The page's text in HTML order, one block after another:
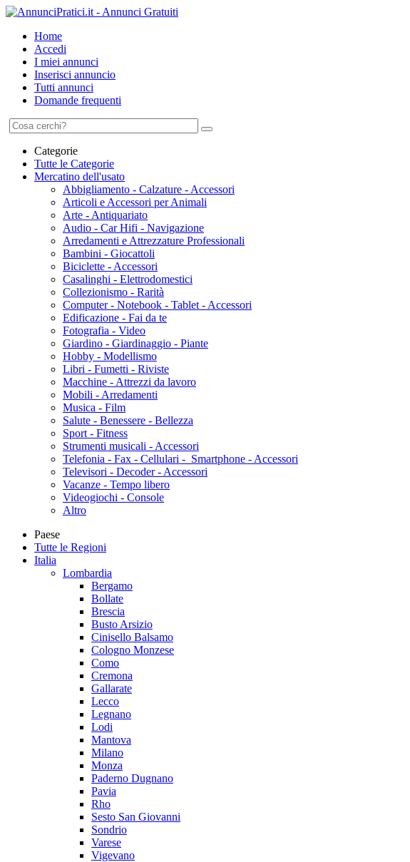
Home
Accedi
I miei annunci
Inserisci annuncio
Tutti annunci
Domande frequenti
Categorie
Tutte le Categorie
Mercatino dell'usato
Abbigliamento - Calzature - Accessori
Articoli e Accessori per Animali
Arte - Antiquariato
Audio - Car Hifi - Navigazione
Arredamenti e Attrezzature Professionali
Bambini - Giocattoli
Biciclette - Accessori
Casalinghi - Elettrodomestici
Collezionismo - Rarità
Computer - Notebook - Tablet - Accessori
Edificazione - Fai da te
Fotografia - Video
Giardino - Giardinaggio - Piante
Hobby - Modellismo
Libri - Fumetti - Riviste
Macchine - Attrezzi da lavoro
Mobili - Arredamenti
Musica - Film
Salute - Benessere - Bellezza
Sport - Fitness
Strumenti musicali - Accessori
Telefonia - Fax - Cellulari - Smartphone - Accessori
Televisori - Decoder - Accessori
Vacanze - Tempo libero
Videogiochi - Console
Altro
Paese
Tutte le Regioni
Italia
Lombardia
Bergamo
Bollate
Brescia
Busto Arsizio
Cinisello Balsamo
Cologno Monzese
Como
Cremona
Gallarate
Lecco
Legnano
Lodi
Mantova
Milano
Monza
Paderno Dugnano
Pavia
Rho
Sesto San Giovanni
Sondrio
Varese
Vigevano